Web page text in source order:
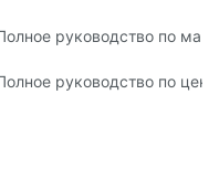
автоматической
руководство по
для запайки складных
руководство по